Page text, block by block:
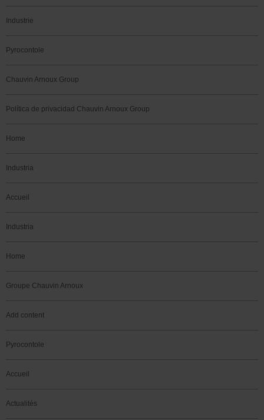
Industrie
Pyrocontole
Chauvin Arnoux Group
Política de privacidad Chauvin Arnoux Group
Home
Industria
Accueil
Industria
Home
Groupe Chauvin Arnoux
Add content
Pyrocontole
Accueil
Actualités